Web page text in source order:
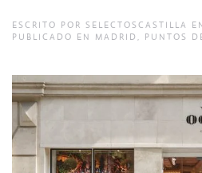
ESCRITO POR SELECTOSCASTILLA
PUBLICADO EN MADRID PUNTOS